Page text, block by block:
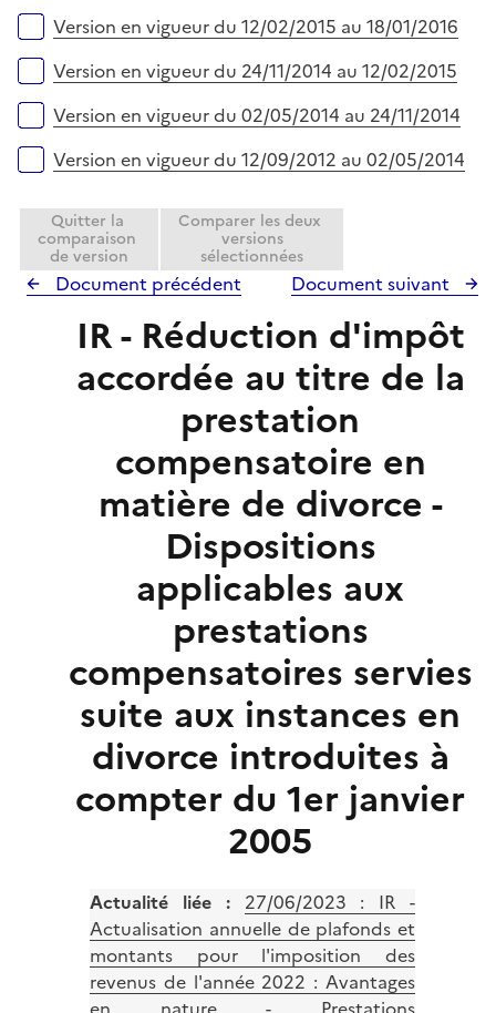
Version en vigueur du 12/02/2015 au 18/01/2016
Version en vigueur du 24/11/2014 au 12/02/2015
Version en vigueur du 02/05/2014 au 24/11/2014
Version en vigueur du 12/09/2012 au 02/05/2014
Quitter la
comparaison
de version
Comparer les deux
versions
sélectionnées
Document précédent Document suivant
IR - Réduction d'impôt
accordée au titre de la
prestation
compensatoire en
matière de divorce -
Dispositions
applicables aux
prestations
compensatoires servies
suite aux instances en
divorce introduites à
compter du 1er janvier
2005
Actualité liée : 27/06/2023 : IR -
Actualisation annuelle de plafonds et
montants pour l'imposition des
revenus de l'année 2022 : Avantages